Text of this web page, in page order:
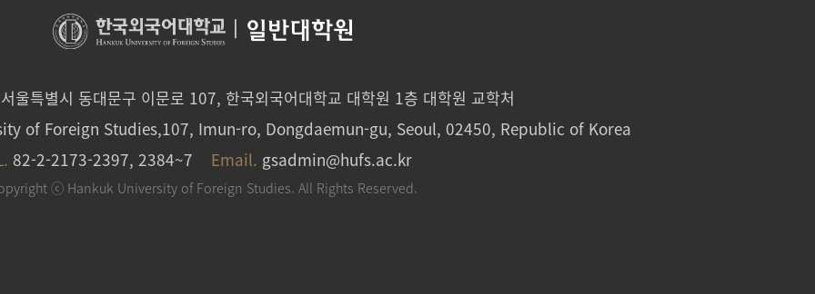
| 일반대학원
울특별시 동대문구 이문로 107, 한국외국어대학교 대학원 1층 대학원 교학처
of Foreign Studies,107, Imun-ro, Dongdaemun-gu, Seoul, 02450, Republic of Korea
82-2-2173-2397, 2384~7 Email. gsadmin@hufs.ac.kr
ⓒ Hankuk University of Foreign Studies. All Rights Reserved.